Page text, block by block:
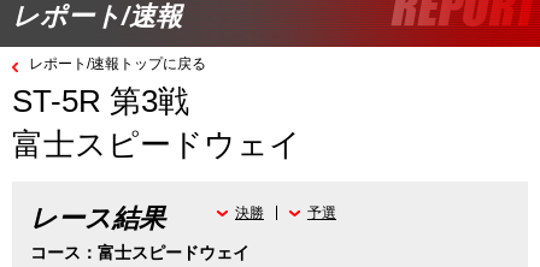
レポート/速報
レポート/速報トップに戻る
ST-5R 第3戦
富士スピードウェイ
レース結果
コース：富士スピードウェイ
決勝 予選